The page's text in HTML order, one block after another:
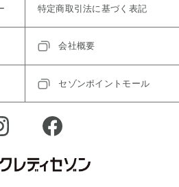
特定商取引法に基づく表記
会社概要
セゾンポイントモール